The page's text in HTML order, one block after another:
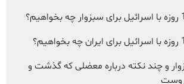
و چند نکته درباره معضلی که گذشت و